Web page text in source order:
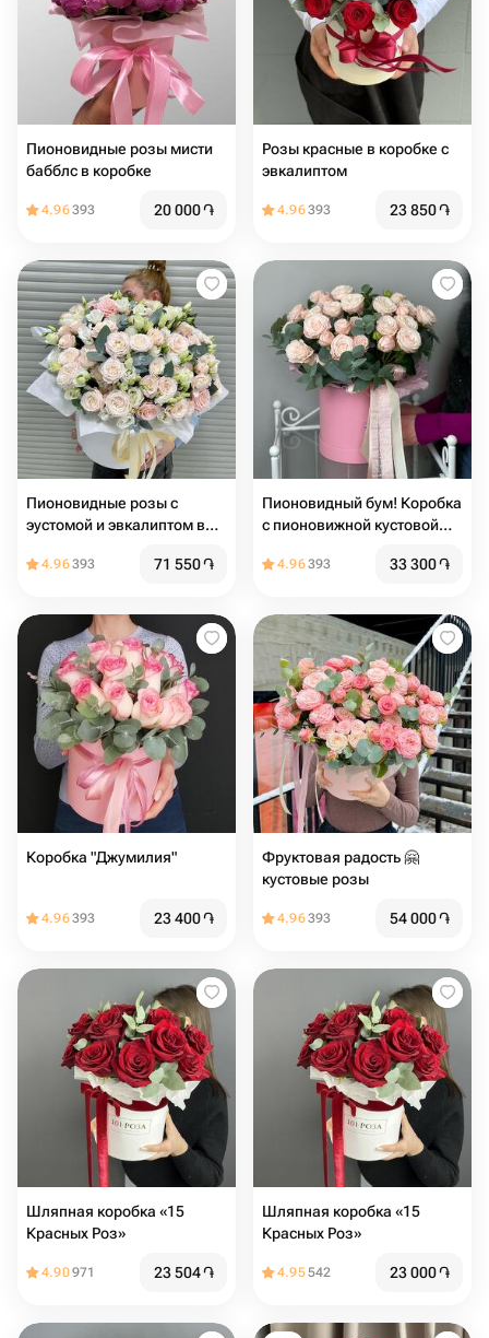
Пионовидные розы мисти
бабблс в коробке
4.96393 20 000֏
Розы красные в коробке с
эвкалиптом
4.96393 23 850֏
Пионовидные розы с
эустомой и эвкалиптом в
4.96393 71 550֏
Пионовидный бум! Коробка
с пионовижной кустовой
4.96393 33 300֏
Коробка "Джумилия"
4.96393 23 400֏
Фруктовая радость 🤗
кустовые розы
4.96393 54 000֏
Шляпная коробка «15
Красных Роз»
4.90971 23 504֏
Шляпная коробка «15
Красных Роз»
4.95542 23 000֏